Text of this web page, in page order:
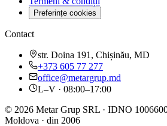
Preferințe cookies
Contact
str. Doina 191, Chișinău, MD
+373 605 77 277
office@metargrup.md
L–V · 08:00–17:00
© 2026 Metar Grup SRL · IDNO
Moldova · din 2006